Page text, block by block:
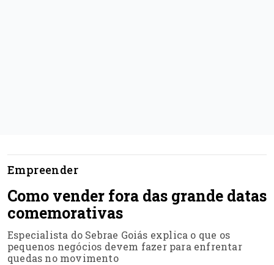
Empreender
Como vender fora das grande datas
comemorativas
Especialista do Sebrae Goiás explica o que os
pequenos negócios devem fazer para enfrentar
quedas no movimento